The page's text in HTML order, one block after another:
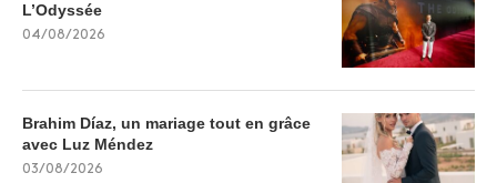
L’Odyssée
04/08/2026
Brahim Díaz, un mariage tout en grâce
avec Luz Méndez
03/08/2026